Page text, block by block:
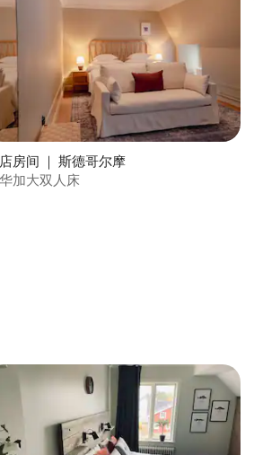
（满分 5 分），共 11 条评价
房间 ｜ 斯德哥尔摩
加大双人床